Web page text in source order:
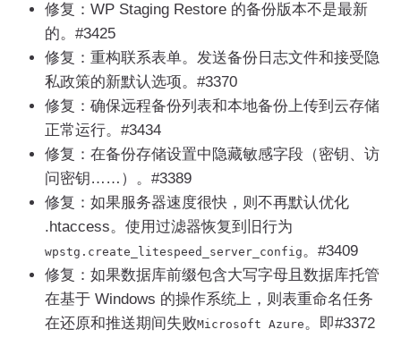
修复：WP Staging Restore 的备份版本不是最新
的。#3425
修复：重构联系表单。发送备份日志文件和接受隐
私政策的新默认选项。#3370
修复：确保远程备份列表和本地备份上传到云存储
正常运行。#3434
修复：在备份存储设置中隐藏敏感字段（密钥、访
问密钥……）。#3389
修复：如果服务器速度很快，则不再默认优化
.htaccess。使用过滤器恢复到旧行为
wpstg . create_litespeed_server_config。#3409
修复：如果数据库前缀包含大写字母且数据库托管
在基于 Windows 的操作系统上，则表重命名任务
在还原和推送期间失败Microsoft Azure。即#3372